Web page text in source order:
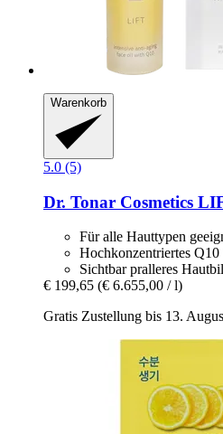
Warenkorb
5.0 (5)
Dr. Tonar Cosmetics
Für alle Hauttypen
Hochkonzentriertes Q10
Sichtbar pralleres
€ 199,65 (€ 6.655,00 / l)
Gratis Zustellung bis 13.